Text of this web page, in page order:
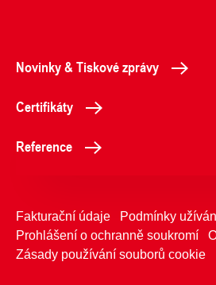
Novinky & Tiskové zprávy
Certifikáty
Reference
Fakturační údaje
Podmínky
Prohlášení o ochranně soukromí
Zásady používání souborů cookie